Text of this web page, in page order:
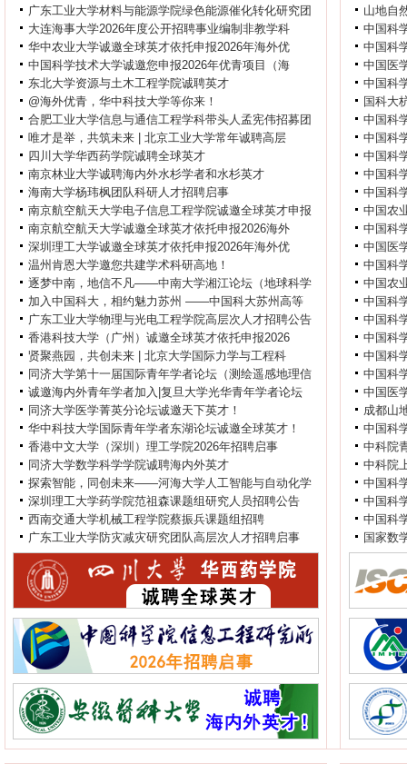
广东工业大学材料与能源学院绿色能源催化转化研究团
大连海事大学2026年度公开招聘事业编制非教学科
华中农业大学诚邀全球英才依托申报2026年海外优
中国科学技术大学诚邀您申报2026年优青项目（海
东北大学资源与土木工程学院诚聘英才
@海外优青，华中科技大学等你来！
合肥工业大学信息与通信工程学科带头人孟宪伟招募团
唯才是举，共筑未来 | 北京工业大学常年诚聘高层
四川大学华西药学院诚聘全球英才
南京林业大学诚聘海内外水杉学者和水杉英才
海南大学杨玮枫团队科研人才招聘启事
南京航空航天大学电子信息工程学院诚邀全球英才申报
南京航空航天大学诚邀全球英才依托申报2026海外
深圳理工大学诚邀全球英才依托申报2026年海外优
温州肯恩大学邀您共建学术科研高地！
逐梦中南，地信不凡——中南大学湘江论坛（地球科学
加入中国科大，相约魅力苏州 ——中国科大苏州高等
广东工业大学物理与光电工程学院高层次人才招聘公告
香港科技大学（广州）诚邀全球英才依托申报2026
贤聚燕园，共创未来 | 北京大学国际力学与工程科
同济大学第十一届国际青年学者论坛（测绘遥感地理信
诚邀海内外青年学者加入|复旦大学光华青年学者论坛
同济大学医学菁英分论坛诚邀天下英才！
华中科技大学国际青年学者东湖论坛诚邀全球英才！
香港中文大学（深圳）理工学院2026年招聘启事
同济大学数学科学学院诚聘海内外英才
探索智能，同创未来——河海大学人工智能与自动化学
深圳理工大学药学院范祖森课题组研究人员招聘公告
西南交通大学机械工程学院蔡振兵课题组招聘
广东工业大学防灾减灾研究团队高层次人才招聘启事
山地自
中国科
中国科
中国医
中国科
国科大
中国科
中国科
中国科
中国科
中国科
中国农
中国科
中国医
中国科
中国农
中国科
中国科
中国科
中国科
中国科
中国医
成都山
中国科
中科院
中科院
中国科
中国科
中国科
国家数